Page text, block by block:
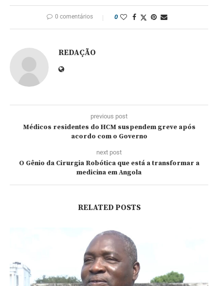
0 comentários 0
REDAÇÃO
previous post
Médicos residentes do HCM suspendem greve após
acordo com o Governo
next post
O Gênio da Cirurgia Robótica que está a transformar a
medicina em Angola
RELATED POSTS